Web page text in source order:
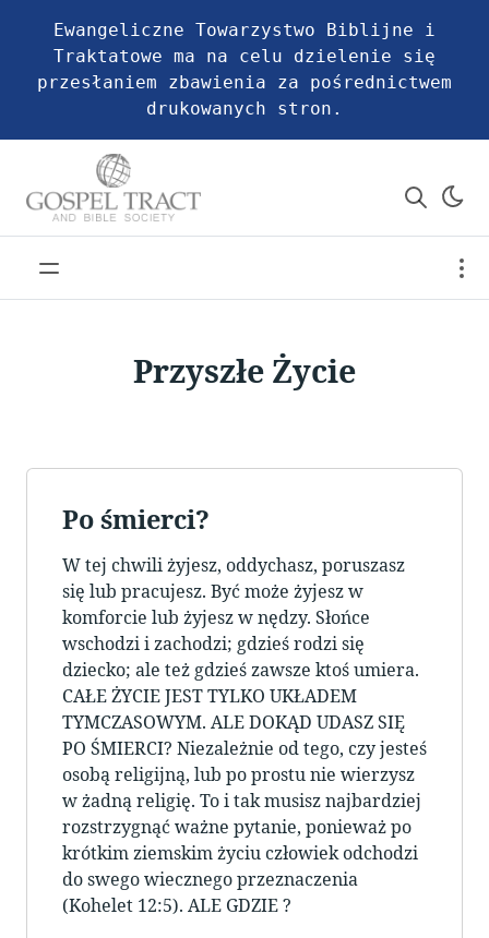
Ewangeliczne Towarzystwo Biblijne i
Traktatowe ma na celu dzielenie się
przesłaniem zbawienia za pośrednictwem
drukowanych stron.
Przyszłe Życie
Po śmierci?
W tej chwili żyjesz, oddychasz, poruszasz
się lub pracujesz. Być może żyjesz w
komforcie lub żyjesz w nędzy. Słońce
wschodzi i zachodzi; gdzieś rodzi się
dziecko; ale też gdzieś zawsze ktoś umiera.
CAŁE ŻYCIE JEST TYLKO UKŁADEM
TYMCZASOWYM. ALE DOKĄD UDASZ SIĘ
PO ŚMIERCI? Niezależnie od tego, czy jesteś
osobą religijną, lub po prostu nie wierzysz
w żadną religię. To i tak musisz najbardziej
rozstrzygnąć ważne pytanie, ponieważ po
krótkim ziemskim życiu człowiek odchodzi
do swego wiecznego przeznaczenia
(Kohelet 12:5). ALE GDZIE ?